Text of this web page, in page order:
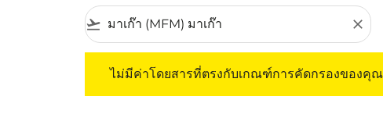
flight_takeoff close
ไม่มีค่าโดยสารที่ตรงกับเกณฑ์การคัดกรองของคุ